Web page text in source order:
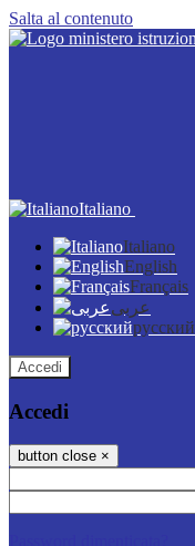
Salta al contenuto
Italiano
Italiano
English
Français
عربى
русский
Accedi
Accedi
button close ×